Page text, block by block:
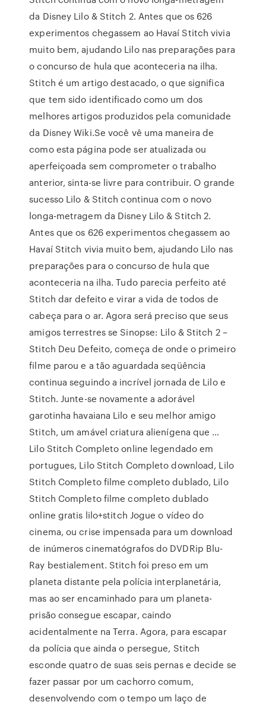
da Disney Lilo & Stitch 2. Antes que os 626
experimentos chegassem ao Havaí Stitch vivia
muito bem, ajudando Lilo nas preparações para
o concurso de hula que aconteceria na ilha.
Stitch é um artigo destacado, o que significa
que tem sido identificado como um dos
melhores artigos produzidos pela comunidade
da Disney Wiki.Se você vê uma maneira de
como esta página pode ser atualizada ou
aperfeiçoada sem comprometer o trabalho
anterior, sinta-se livre para contribuir. O grande
sucesso Lilo & Stitch continua com o novo
longa-metragem da Disney Lilo & Stitch 2.
Antes que os 626 experimentos chegassem ao
Havaí Stitch vivia muito bem, ajudando Lilo nas
preparações para o concurso de hula que
aconteceria na ilha. Tudo parecia perfeito até
Stitch dar defeito e virar a vida de todos de
cabeça para o ar. Agora será preciso que seus
amigos terrestres se Sinopse: Lilo & Stitch 2 –
Stitch Deu Defeito, começa de onde o primeiro
filme parou e a tão aguardada seqüência
continua seguindo a incrível jornada de Lilo e
Stitch. Junte-se novamente a adorável
garotinha havaiana Lilo e seu melhor amigo
Stitch, um amável criatura alienígena que …
Lilo Stitch Completo online legendado em
portugues, Lilo Stitch Completo download, Lilo
Stitch Completo filme completo dublado, Lilo
Stitch Completo filme completo dublado
online gratis lilo+stitch Jogue o vídeo do
cinema, ou crise impensada para um download
de inúmeros cinematógrafos do DVDRip Blu-
Ray bestialement. Stitch foi preso em um
planeta distante pela polícia interplanetária,
mas ao ser encaminhado para um planeta-
prisão consegue escapar, caindo
acidentalmente na Terra. Agora, para escapar
da polícia que ainda o persegue, Stitch
esconde quatro de suas seis pernas e decide se
fazer passar por um cachorro comum,
desenvolvendo com o tempo um laço de